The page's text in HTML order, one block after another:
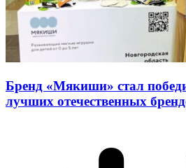
Бренд «Мякиши» стал
лучших отечественных